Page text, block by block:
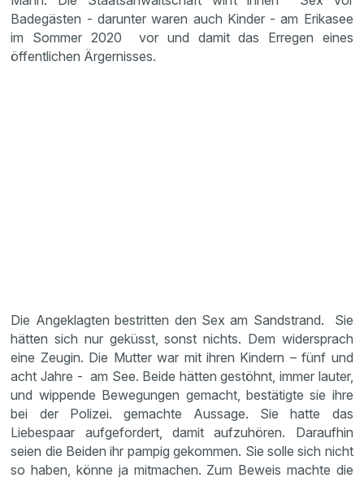
Badegästen - darunter waren auch Kinder - am Erikasee
im Sommer 2020 vor und damit das Erregen eines
öffentlichen Ärgernisses.
Die Angeklagten bestritten den Sex am Sandstrand. Sie
hätten sich nur geküsst, sonst nichts. Dem widersprach
eine Zeugin. Die Mutter war mit ihren Kindern – fünf und
acht Jahre - am See. Beide hätten gestöhnt, immer lauter,
und wippende Bewegungen gemacht, bestätigte sie ihre
bei der Polizei. gemachte Aussage. Sie hatte das
Liebespaar aufgefordert, damit aufzuhören. Daraufhin
seien die Beiden ihr pampig gekommen. Sie solle sich nicht
so haben, könne ja mitmachen. Zum Beweis machte die